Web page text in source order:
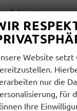
ausgewählt
Website setzt
nur die
für
Ihre